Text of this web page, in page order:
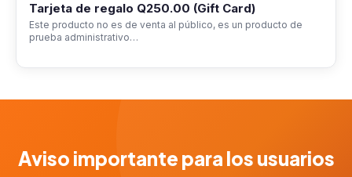
Tarjeta de regalo Q250.00 (Gift Card)
Este producto no es de venta al público, es un producto de
prueba administrativo…
Aviso importante para los usuarios